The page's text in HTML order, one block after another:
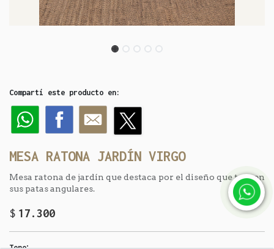
Compartí este producto en:
MESA RATONA JARDÍN VIRGO
Mesa ratona de jardín que destaca por el diseño que trae en
sus patas angulares.
$17.300